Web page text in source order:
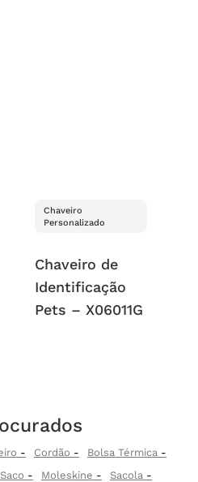
Chaveiro
Personalizado
Chaveiro de
Identificação
Pets – X06011G
Cordão
Bolsa Térmica
Moleskine
Sacola